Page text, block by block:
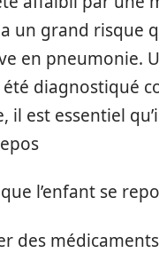
un grand risque
en pneumonie.
été diagnostiqué
il est essentiel
l’enfant se
des